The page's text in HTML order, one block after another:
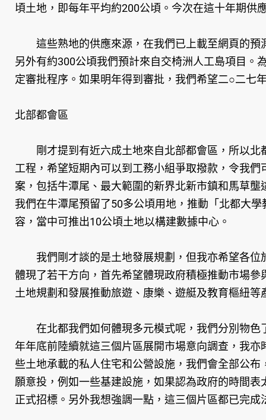
頃土地，即每年平均約200公頃。今次在這十年期供
這些熟地的供應來源，在我們已上載至網頁的預
另外有約300公頃我們預計來自交椅洲人工島項目。
定審批程序。如果明年得到審批，我們希望二○二七
北部都會區
剛才提到有近六成土地來自北部都會區，所以北
工程，希望短期內可以到工務小組爭取撥款，令我
案，包括牛潭尾、最大範圍的新界北新市鎮和馬草
我們在牛潭尾預留了50多公頃用地，推動「北都大
容，當中可推出10公頃土地以構建數據中心。
我們剛才談的是土地發展規劃，但我亦希望各位
體現了若干方向，首先希望體現政府積極推動市場
土地規劃和發展推動旅遊、康樂、遊艇及教育樞紐等
在北都我們如何體現多元模式呢，我們分別物色
年年底前陸續就這三個片區展開市場意向調查，我
些土地承載的私人住宅和公營設施，我們會全部公
願意投，例如一些基建設施，如果認為政府的時間
正式招標。另外我想強調一點，這三個片區都已完